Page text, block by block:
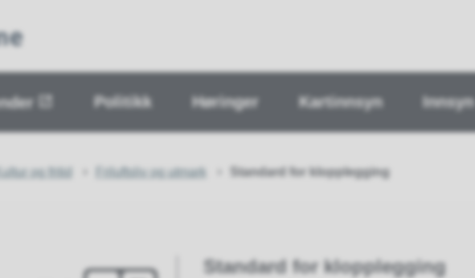
Politikk Høringer Kartinnsyn Innsyn
Kultur og fritid Friluftsliv og utmark Standard for klopplegging
Standard for klopplegging